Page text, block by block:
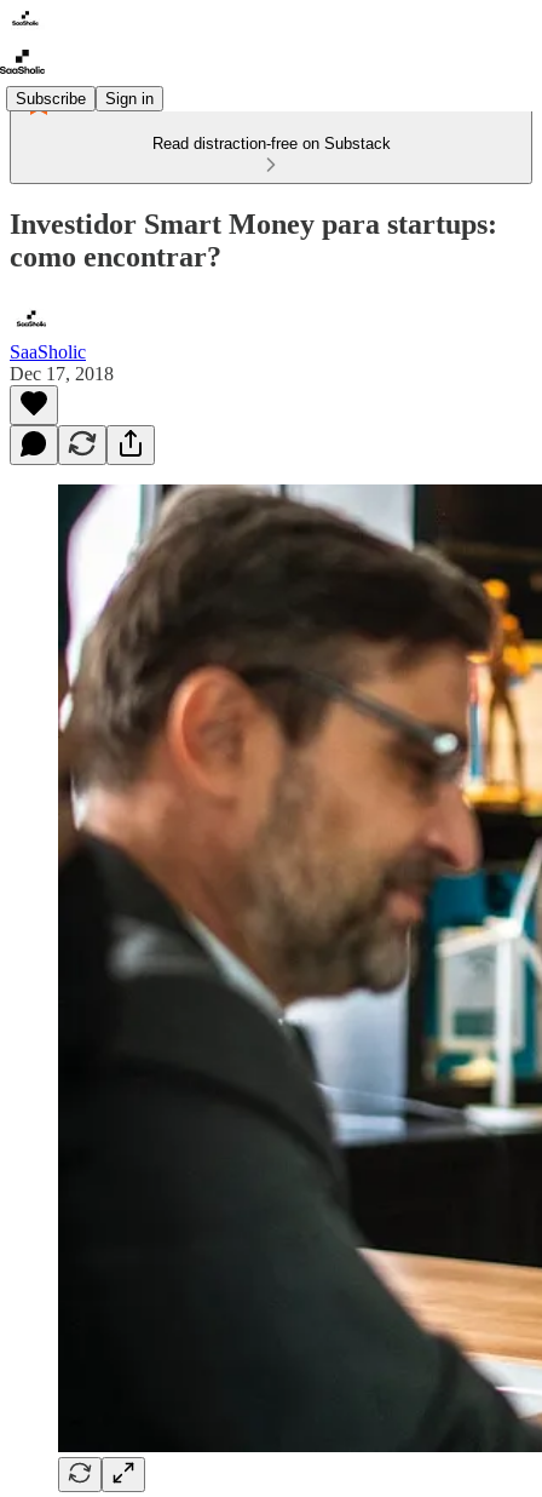
Subscribe Sign in
Read distraction-free on Substack
Investidor Smart Money para startups:
como encontrar?
SaaSholic
Dec 17, 2018